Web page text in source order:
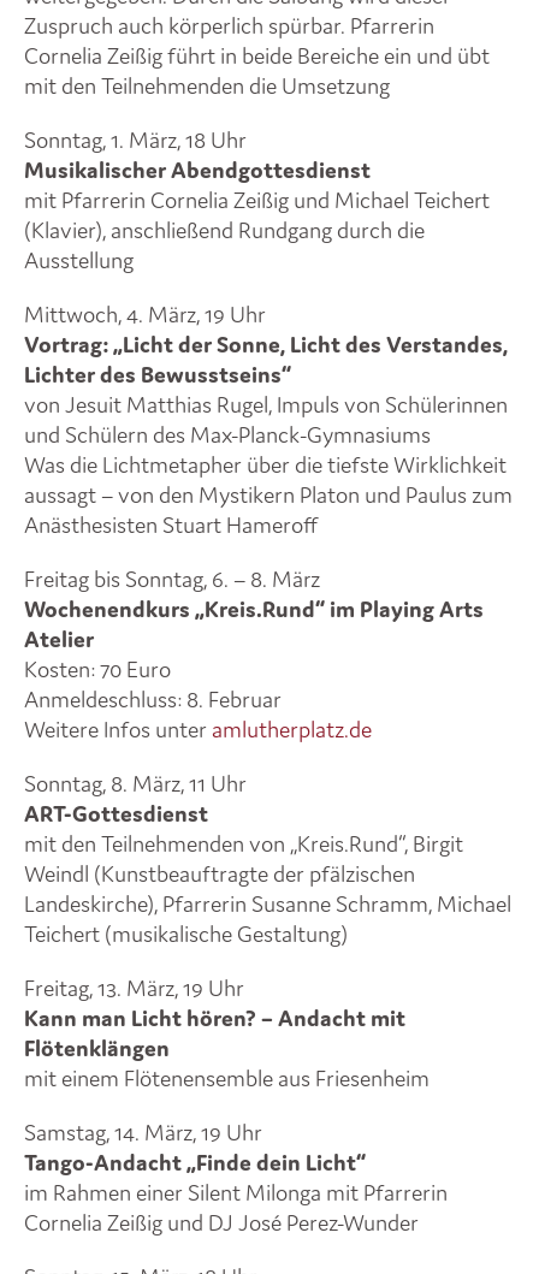
Zuspruch auch körperlich spürbar. Pfarrerin
Cornelia Zeißig führt in beide Bereiche ein und übt
mit den Teilnehmenden die Umsetzung
Sonntag, 1. März, 18 Uhr
Musikalischer Abendgottesdienst
mit Pfarrerin Cornelia Zeißig und Michael Teichert
(Klavier), anschließend Rundgang durch die
Ausstellung
Mittwoch, 4. März, 19 Uhr
Vortrag: „Licht der Sonne, Licht des Verstandes,
Lichter des Bewusstseins“
von Jesuit Matthias Rugel, Impuls von Schülerinnen
und Schülern des Max-Planck-Gymnasiums
Was die Lichtmetapher über die tiefste Wirklichkeit
aussagt – von den Mystikern Platon und Paulus zum
Anästhesisten Stuart Hameroff
Freitag bis Sonntag, 6. – 8. März
Wochenendkurs „Kreis.Rund“ im Playing Arts
Atelier
Kosten: 70 Euro
Anmeldeschluss: 8. Februar
Weitere Infos unteramlutherplatz.de
Sonntag, 8. März, 11 Uhr
ART-Gottesdienst
mit den Teilnehmenden von „Kreis.Rund“, Birgit
Weindl (Kunstbeauftragte der pfälzischen
Landeskirche), Pfarrerin Susanne Schramm, Michael
Teichert (musikalische Gestaltung)
Freitag, 13. März, 19 Uhr
Kann man Licht hören? – Andacht mit
Flötenklängen
mit einem Flötenensemble aus Friesenheim
Samstag, 14. März, 19 Uhr
Tango-Andacht „Finde dein Licht“
im Rahmen einer Silent Milonga mit Pfarrerin
Cornelia Zeißig und DJ José Perez-Wunder